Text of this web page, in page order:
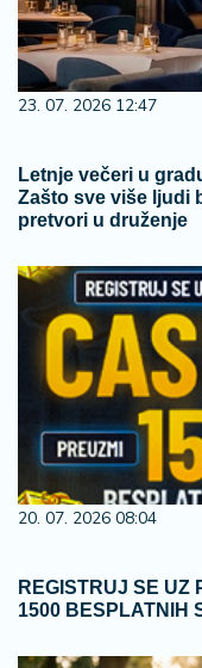
23. 07. 2026 12:47
Letnje večeri u
Zašto sve više ljudi
pretvori u druženje
20. 07. 2026 08:04
REGISTRUJ SE UZ
1500 BESPLATNIH